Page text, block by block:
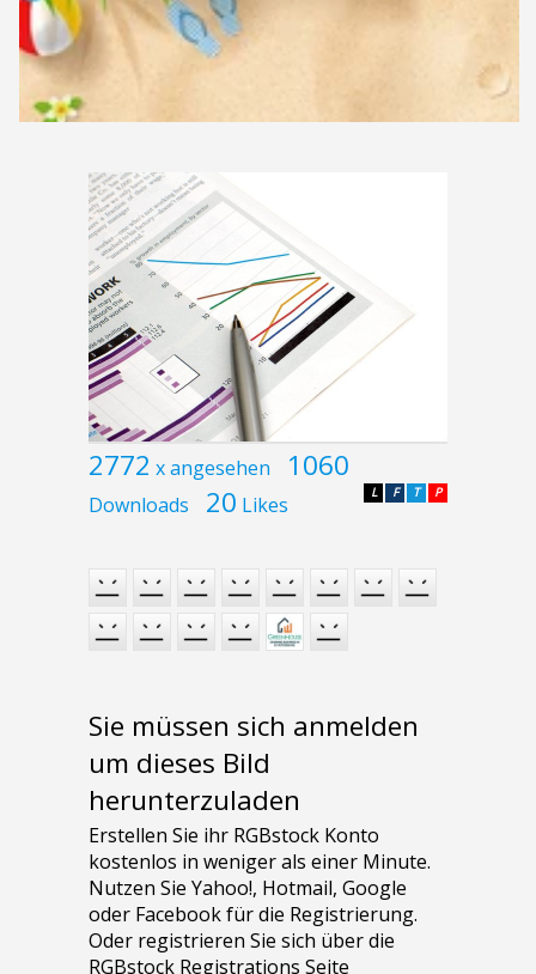
2772 x angesehen 1060
Downloads 20 Likes P
T
F
L
Sie müssen sich anmelden
um dieses Bild
herunterzuladen